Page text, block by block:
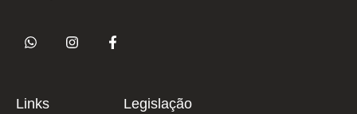
Links Legislação